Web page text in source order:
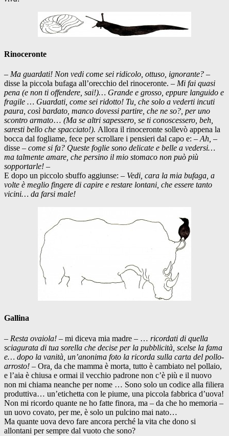
Rinoceronte
– Ma guardati! Non vedi come sei ridicolo, ottuso, ignorante? –
disse la piccola bufaga all’orecchio del rinoceronte. – Mi fai quasi
pena (e non ti offendere, sai!)… Grande e grosso, eppure languido e
fragile … Guardati, come sei ridotto! Tu, che solo a vederti incuti
paura, così bardato, manco dovessi partire, che ne so?, per uno
scontro armato… (Ma se altri sapessero, se ti conoscessero, beh,
saresti bello che spacciato!). Allora il rinoceronte sollevò appena la
bocca dal fogliame, fece per scrollare i pensieri dal capo e: – Ah, –
disse – come si fa? Queste foglie sono delicate e belle a vedersi…
ma talmente amare, che persino il mio stomaco non può più
sopportarle! –
E dopo un piccolo sbuffo aggiunse: – Vedi, cara la mia bufaga, a
volte è meglio fingere di capire e restare lontani, che essere tanto
vicini… da farsi male!
Gallina
– Resta ovaiola! – mi diceva mia madre – … ricordati di quella
sciagurata di tua sorella che decise per la pubblicità, scelse la fama
e… dopo la vanità, un’anonima foto la ricorda sulla carta del pollo-
arrosto! – Ora da che mamma è morta tutto è cambiato nel pollaio,
e l’aia è chiusa e ormai il vecchio padrone non c’è più e il nuovo
non mi chiama neanche per nome … Sono solo un codice alla filiera
produttiva… un’etichetta con le piume, una piccola fabbrica d’uova!
Non mi ricordo quante ne ho fatte finora, ma – da che ho memoria –
un uovo covato, per me, è solo un pulcino mai nato…
Ma quante uova devo fare ancora perché la vita che dono si
allontani per sempre dal vuoto che sono?